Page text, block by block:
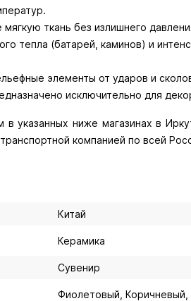
ткань без излишнего
тепла (батарей, каминов) и
элементы от ударов и
исключительно для
указанных ниже магазинах в
компанией по всей
Китай
Керамика
Сувенир
Фиолетовый, Коричневый,